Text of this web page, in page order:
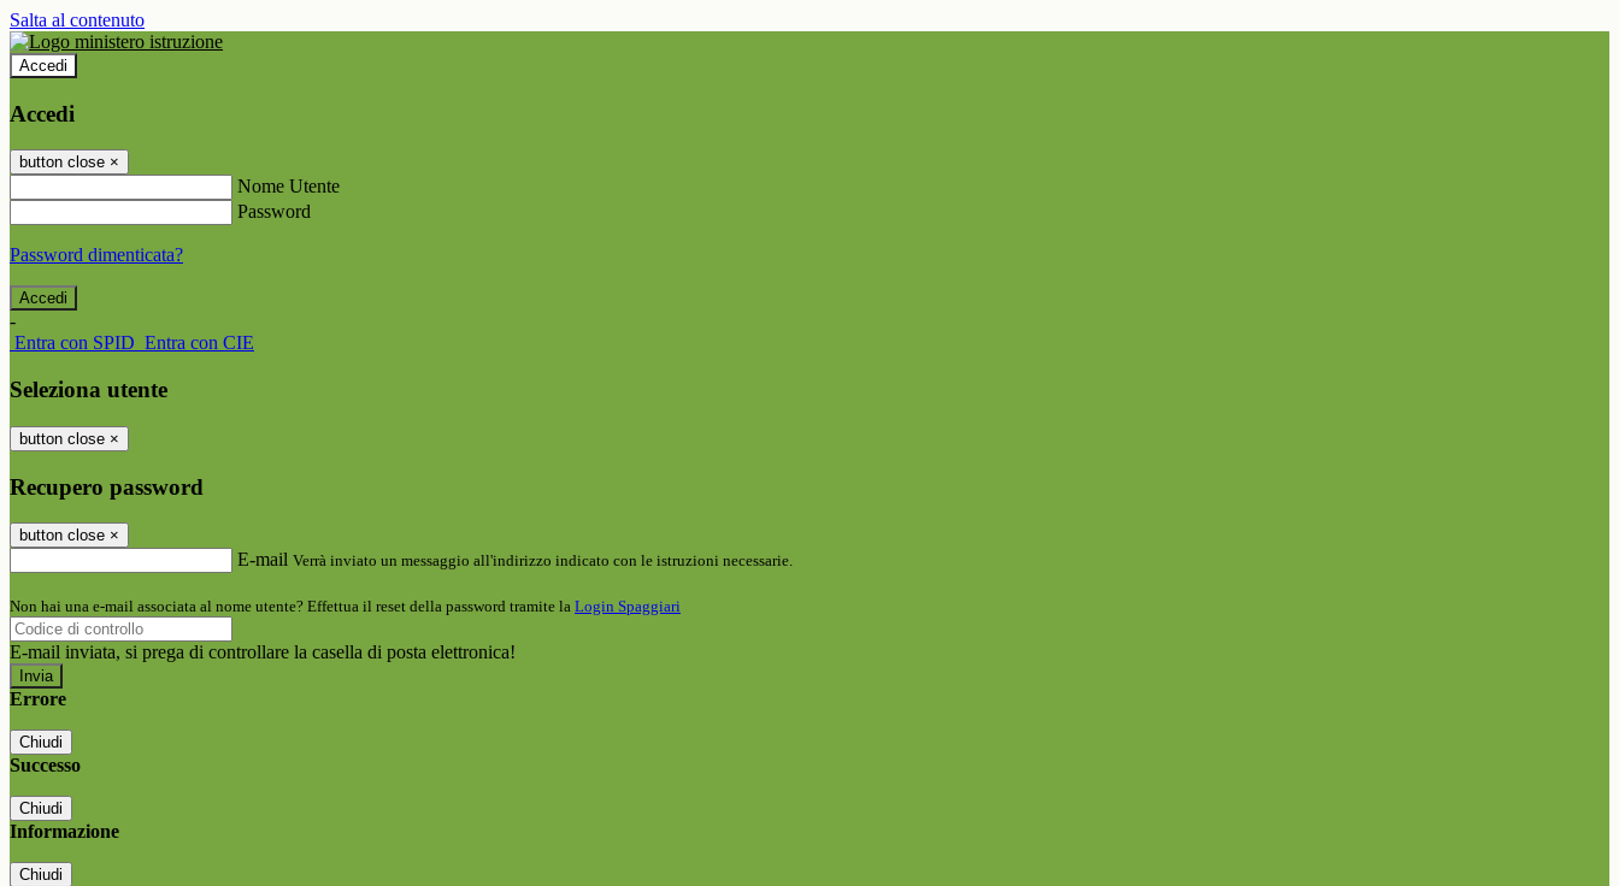
Salta al contenuto
Accedi
Accedi
button close ×
Nome Utente
Password
Password dimenticata?
-
Entra con SPID Entra con CIE
Seleziona utente
button close ×
Recupero password
button close ×
E-mail Verrà inviato un messaggio all'indirizzo indicato con le istruzioni necessarie.
Non hai una e-mail associata al nome utente? Effettua il reset della password tramite la Login Spaggiari
E-mail inviata, si prega di controllare la casella di posta elettronica!
Errore
Chiudi
Successo
Chiudi
Informazione
Chiudi